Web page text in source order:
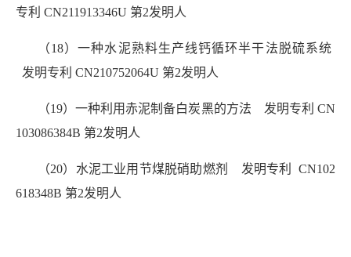
专利 CN211913346U 第2发明人
（18）一种水泥熟料生产线钙循环半干法脱硫系统
发明专利 CN210752064U 第2发明人
（19）一种利用赤泥制备白炭黑的方法 发明专利 CN
103086384B 第2发明人
（20）水泥工业用节煤脱硝助燃剂 发明专利 CN102
618348B 第2发明人